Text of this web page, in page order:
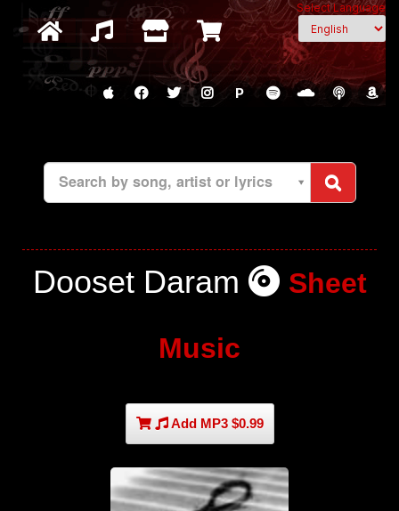
Select Language
P
Search by song, artist or lyrics
Dooset Daram Sheet
Music
Add MP3 $0.99